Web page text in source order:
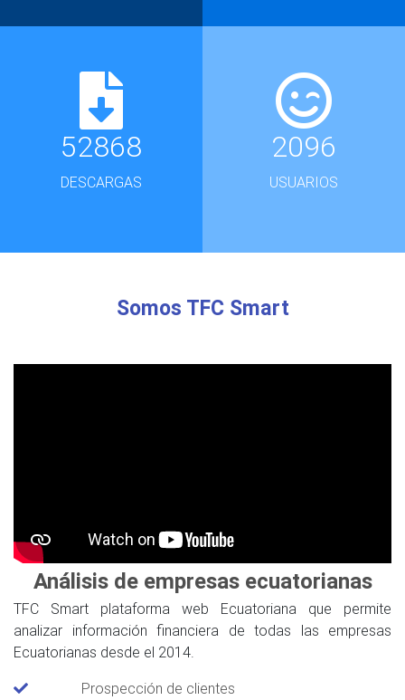
52868
DESCARGAS
2096
USUARIOS
Somos TFC Smart
Análisis de empresas ecuatorianas
TFC Smart plataforma web Ecuatoriana que permite
analizar información financiera de todas las empresas
Ecuatorianas desde el 2014.
Prospección de clientes